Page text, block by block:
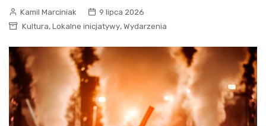
Kamil Marciniak
9 lipca 2026
Kultura, Lokalne inicjatywy, Wydarzenia